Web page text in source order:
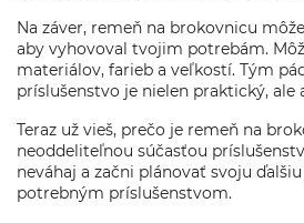
Na záver, remeň na brokovnicu
aby vyhovoval tvojim potrebám.
materiálov, farieb a veľkostí. Tým
príslušenstvo je nielen praktický, ale
Teraz už vieš, prečo je remeň na
neoddeliteľnou súčasťou
neváhaj a začni plánovať svoju
potrebným príslušenstvom.